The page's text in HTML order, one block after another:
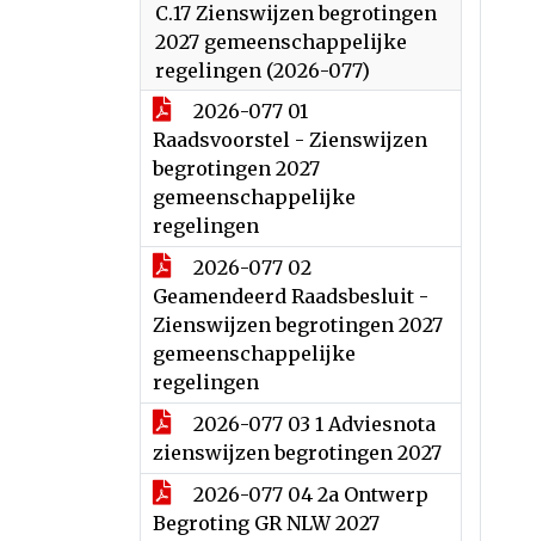
C.17 Zienswijzen begrotingen
2027 gemeenschappelijke
regelingen (2026-077)
2026-077 01
Raadsvoorstel - Zienswijzen
begrotingen 2027
gemeenschappelijke
regelingen
2026-077 02
Geamendeerd Raadsbesluit -
Zienswijzen begrotingen 2027
gemeenschappelijke
regelingen
2026-077 03 1 Adviesnota
zienswijzen begrotingen 2027
2026-077 04 2a Ontwerp
Begroting GR NLW 2027